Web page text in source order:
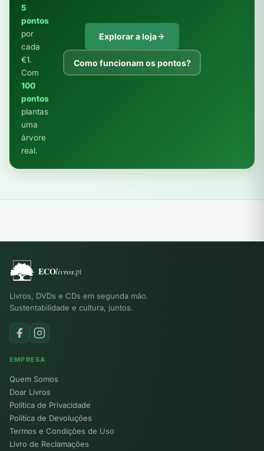
5
pontos
por
cada
€1.
Com
100
pontos
plantas
uma
árvore
real.
Explorar a loja
Como funcionam os pontos?
Livros, DVDs e CDs em segunda mão.
Sustentabilidade e cultura, juntos.
EMPRESA
Quem Somos
Doar Livros
Política de Privacidade
Política de Devoluções
Termos e Condições de Uso
Livro de Reclamações